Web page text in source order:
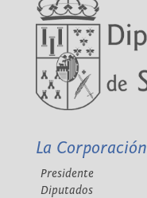
La Corporación
Presidente
Diputados